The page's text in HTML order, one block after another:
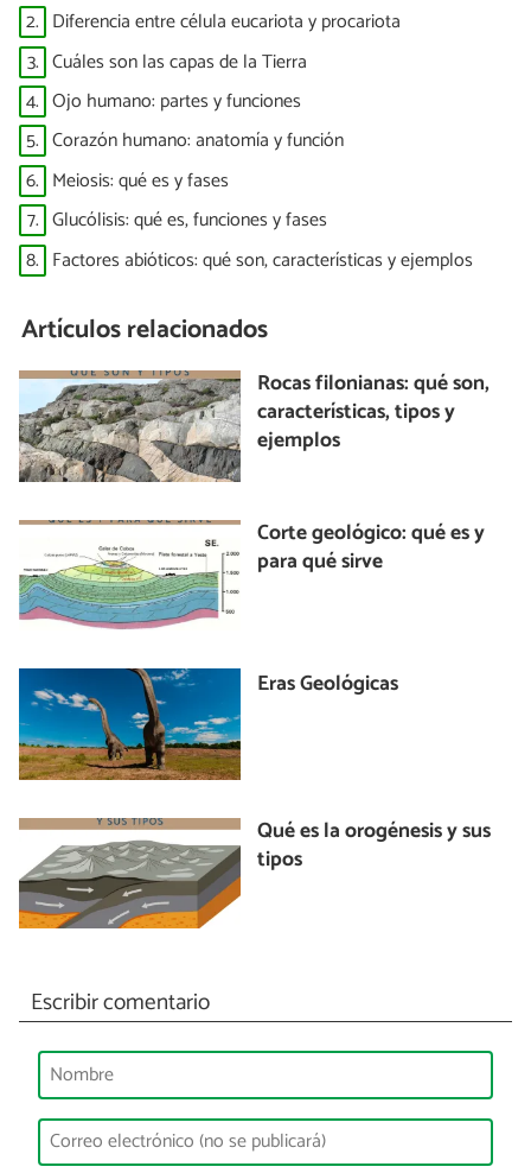
2. Diferencia entre célula eucariota y procariota
3. Cuáles son las capas de la Tierra
4. Ojo humano: partes y funciones
5. Corazón humano: anatomía y función
6. Meiosis: qué es y fases
7. Glucólisis: qué es, funciones y fases
8. Factores abióticos: qué son, características y ejemplos
Artículos relacionados
Rocas filonianas: qué son,
características, tipos y
ejemplos
Corte geológico: qué es y
para qué sirve
Eras Geológicas
Qué es la orogénesis y sus
tipos
Escribir comentario